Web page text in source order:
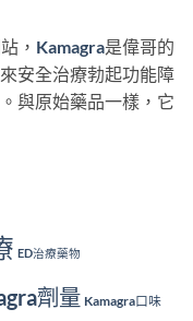
， Kamagra是偉哥的
安全治療勃起功能障
與原始藥品一樣，它
ED治療藥物
劑量 Kamagra口味